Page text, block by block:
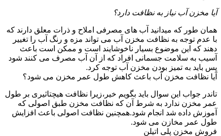
آیا مخزن آب نیاز به نظافت دارد؟
همان طور که میدانید آب های مصرفی املاح و ذرات معلق دارند که
با عدم توجه به نظافت مخزن آب می تواند مزه و رنگ آب را تغییر
دهند که این موضوع بسیار ناخوشایند است و ممکن است باعث
آسیب به سلامت جسمانی افراد که از آن آب مصرف می کنند شود
پس باید به تمیز بودن مخزن آب توجه کرد.
آیا نظافت مخزن آب باعث کاهش طول عمر مخزن می شود؟
تاندر جواب این سوال باید بگویم خیر،زیرا نظافت هیچتاثیری بر طول
عمر مخزن ندارد به شرط آن که نظافت مخزن طبق اصولی که
آموزش داده شد انجام شود.همچنین نظافت اصولی باعث افزایش
طول عمر مخازن می شود.
فروش مخزن پلی اتیلن